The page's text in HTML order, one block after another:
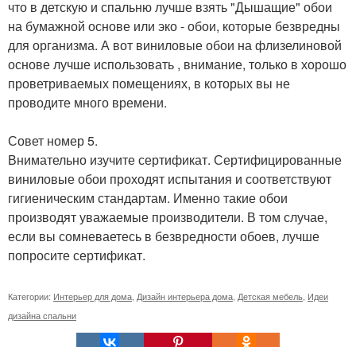
что в детскую и спальню лучше взять "Дышащие" обои
на бумажной основе или эко - обои, которые безвредны
для организма. А вот виниловые обои на флизелиновой
основе лучше использовать , внимание, только в хорошо
проветриваемых помещениях, в которых вы не
проводите много времени.
Совет номер 5.
Внимательно изучите сертификат. Сертифицированные
виниловые обои проходят испытания и соответствуют
гигиеническим стандартам. Именно такие обои
производят уважаемые производители. В том случае,
если вы сомневаетесь в безвредности обоев, лучше
попросите сертификат.
Категории: Интерьер для дома, Дизайн интерьера дома, Детская мебель, Идеи
дизайна спальни